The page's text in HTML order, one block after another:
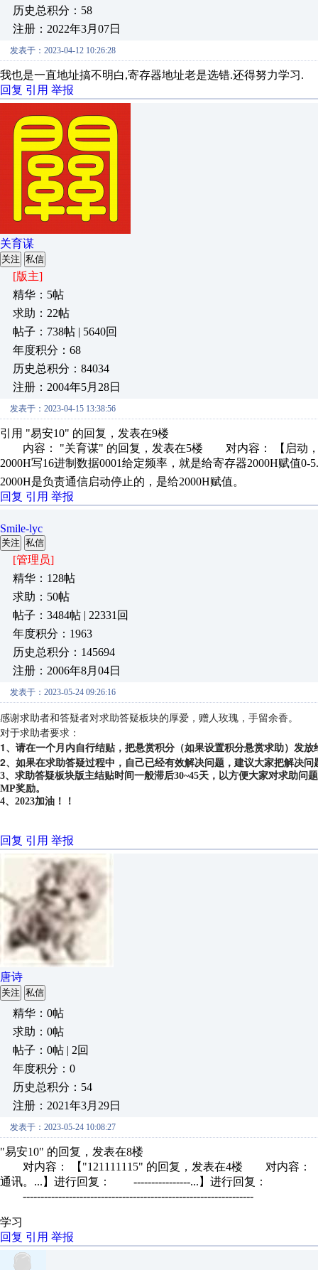
历史总积分：58
注册：2022年3月07日
发表于：2023-04-12 10:26:28
我也是一直地址搞不明白,寄存器地址老是选错.还得努力学习.
回复 引用 举报
关育谋
关注 私信
[版主]
精华：5帖
求助：22帖
帖子：738帖 | 5640回
年度积分：68
历史总积分：84034
注册：2004年5月28日
发表于：2023-04-15 13:38:56
引用 "易安10" 的回复，发表在9楼
内容： "关育谋" 的回复，发表在5楼 对内容： 【启动，
2000H写16进制数据0001给定频率，就是给寄存器2000H赋值0-
2000H是负责通信启动停止的，是给2000H赋值。
回复 引用 举报
Smile-lyc
关注 私信
[管理员]
精华：128帖
求助：50帖
帖子：3484帖 | 22331回
年度积分：1963
历史总积分：145694
注册：2006年8月04日
发表于：2023-05-24 09:26:16
感谢求助者和答疑者对求助答疑板块的厚爱，赠人玫瑰，手留余香。
对于求助者要求：
1、请在一个月内自行结贴，把悬赏积分（如果设置积分悬赏求助）发放
2、如果在求助答疑过程中，自己已经有效解决问题，建议大家把解决
3、求助答疑板块版主结贴时间一般滞后30~45天，以方便大家对求助
MP奖励。
4、2023加油！！
回复 引用 举报
唐诗
关注 私信
精华：0帖
求助：0帖
帖子：0帖 | 2回
年度积分：0
历史总积分：54
注册：2021年3月29日
发表于：2023-05-24 10:08:27
"易安10" 的回复，发表在8楼
对内容： 【"121111115" 的回复，发表在4楼 对内容： 【
通讯。...】进行回复： ----------------...】进行回复：
-----------------------------------------------------------------
学习
回复 引用 举报